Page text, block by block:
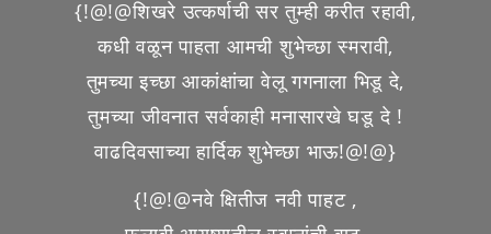
{!@!@शिखरे उत्कर्षाची सर तुम्ही करीत रहावी,
कधी वळून पाहता आमची शुभेच्छा स्मरावी,
तुमच्या इच्छा आकांक्षांचा वेलू गगनाला भिडू दे,
तुमच्या जीवनात सर्वकाही मनासारखे घडू दे !
वाढदिवसाच्या हार्दिक शुभेच्छा भाऊ!@!@}
{!@!@नवे क्षितीज नवी पाहट ,